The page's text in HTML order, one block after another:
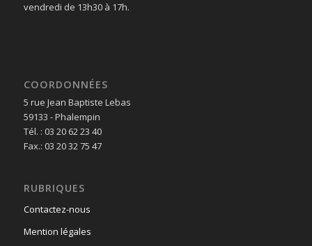
vendredi de 13h30 à 17h.
COORDONNÉES
5 rue Jean Baptiste Lebas
59133 - Phalempin
Tél. : 03 20 62 23 40
Fax.: 03 20 32 75 47
RUBRIQUES
Contactez-nous
Mention légales